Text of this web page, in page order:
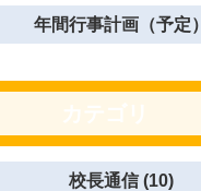
年間行事計画（予定）
校長通信 (10)